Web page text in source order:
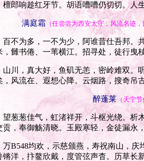
郎响趁红牙节。胡语嘈嘈仍切切。人
满庭霜（任尝尝为西安太守，风流名迹
不为多，一不为少，阿谁昔仕吾邦。
，雠书倦、一苇横江。招寻处，徒行曳
川，真大好，鱼矶无恙，密岭难双。
，风流在、遐想心降。云烟路，搜奇吊
醉蓬莱 （天宁
葱葱佳气，虹渚祥开，斗枢光绕。析
贡，奉御觞清晓。玉殿寒轻，金徒漏永
B548均欢，示慈颁燕，寿祝南山，庆
锵洋，抃鳌欣戴，度管弦声杳。历草长